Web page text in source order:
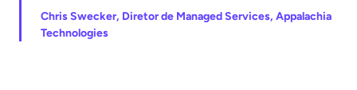
Chris Swecker, Diretor de Managed Services, Appalachia
Technologies